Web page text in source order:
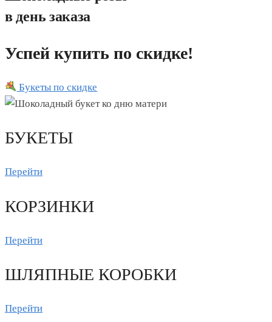
в день заказа
Успей купить по скидке!
Букеты по скидке
БУКЕТЫ
Перейти
КОРЗИНКИ
Перейти
ШЛЯПНЫЕ КОРОБКИ
Перейти